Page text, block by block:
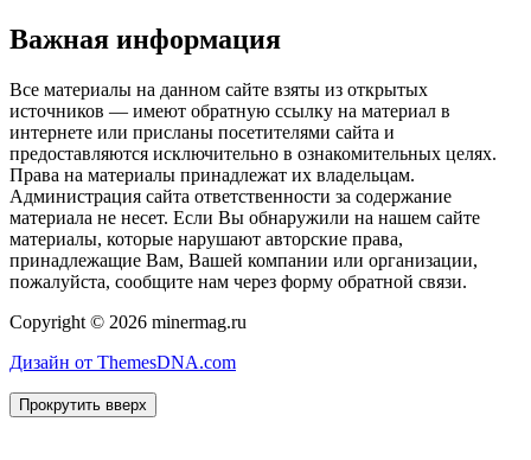
Важная информация
Все материалы на данном сайте взяты из открытых
источников — имеют обратную ссылку на материал в
интернете или присланы посетителями сайта и
предоставляются исключительно в ознакомительных целях.
Права на материалы принадлежат их владельцам.
Администрация сайта ответственности за содержание
материала не несет. Если Вы обнаружили на нашем сайте
материалы, которые нарушают авторские права,
принадлежащие Вам, Вашей компании или организации,
пожалуйста, сообщите нам через форму обратной связи.
Copyright © 2026 minermag.ru
Дизайн от ThemesDNA.com
Прокрутить вверх